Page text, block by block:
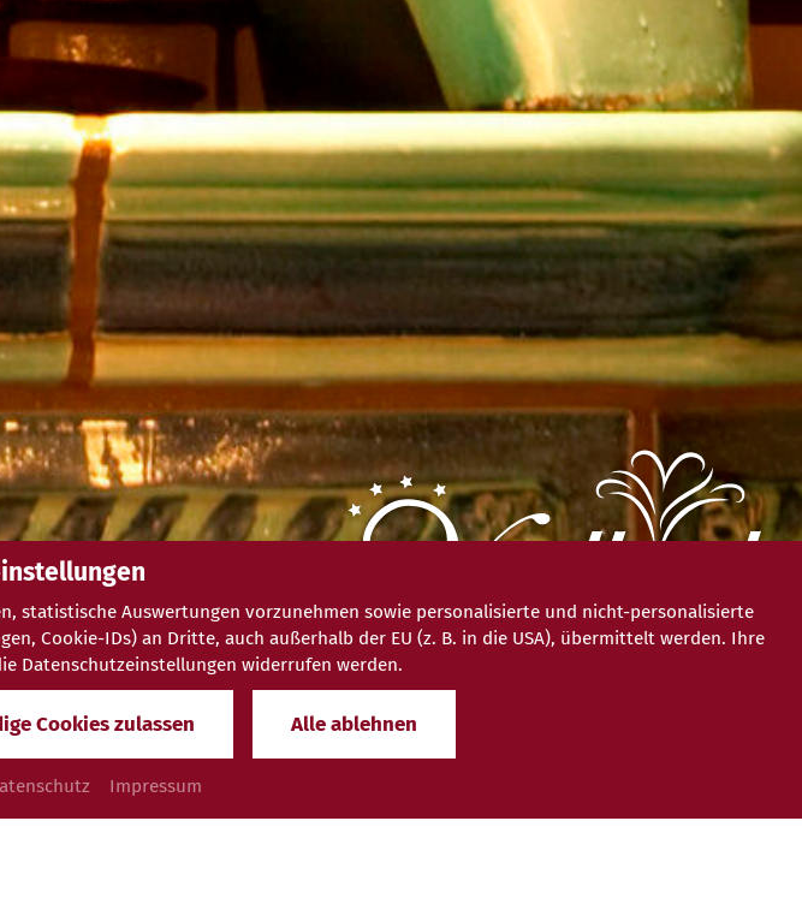
statistische Auswertungen vorzunehmen sowie personalisierte und nicht-personalisierte
Cookie-IDs) an Dritte, auch außerhalb der EU (z. B. in die USA), übermittelt werden. Ihre
Datenschutzeinstellungen widerrufen werden.
Cookies zulassen Alle ablehnen
Impressum